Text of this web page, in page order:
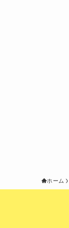
ホーム